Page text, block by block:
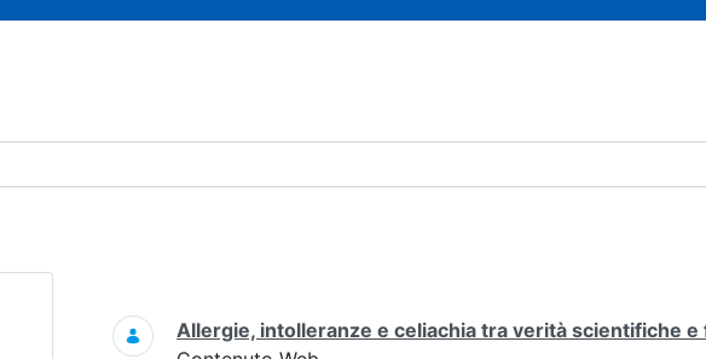
- Eventi
Ricerca
Allergie, intolleranze e celiachia tra verità scientifiche e